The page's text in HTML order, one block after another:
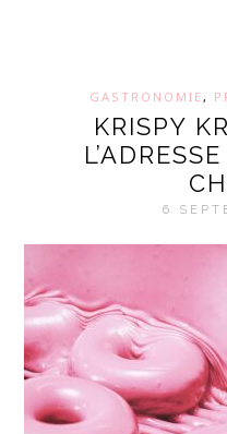
GASTRONOMIE,
KRISPY
6